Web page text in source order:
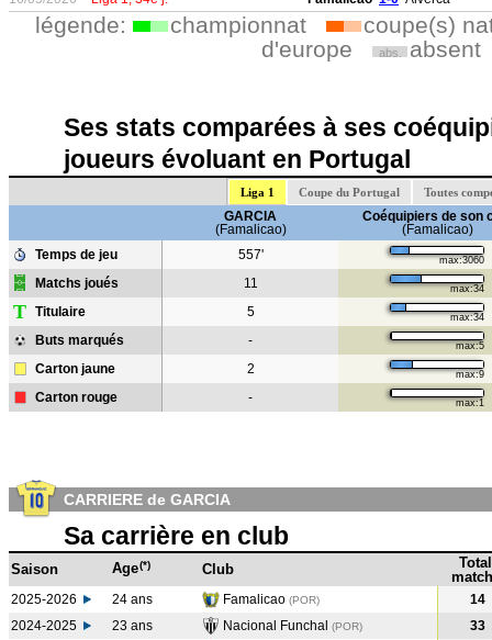
légende: championnat
coupe(s)
d'europe
abs. absent
Ses stats comparées à ses
joueurs évoluant en Portugal
Liga 1 Coupe du Portugal Toutes
GARCIA
(Famalicao)
Coéquipiers de son
(Famalicao)
Temps de jeu
557' max:3060
Matchs joués 11 max:34
T Titulaire 5 max:34
Buts marqués - max:5
Carton jaune 2 max:9
Carton rouge - max:1
CARRIERE de GARCIA
Sa carrière en club
Saison Age(*) Club
Total
2025-2026 24 ans Famalicao (POR)
14
2024-2025
23 ans Nacional Funchal (POR)
33